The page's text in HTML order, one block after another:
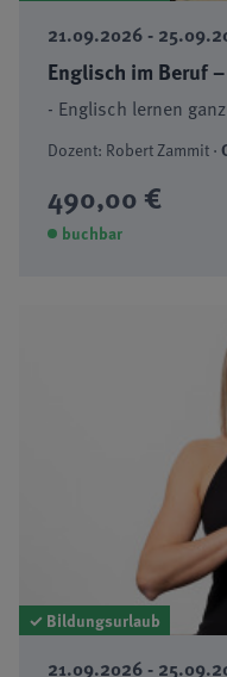
21.09.2026 -
Englisch im Beruf
- Englisch lernen
Dozent: Robert Zammit ·
490,00 €
buchbar
✓ Bildungsurlaub
21.09.2026 -